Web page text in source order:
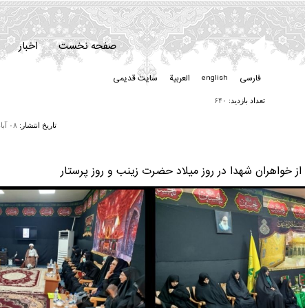
صفحه نخست اخبار
سامانه خادمان فارسی english العربیة سایت قدیمی
تعداد بازدید: ۶۴۰
تاریخ انتشار: ۰۸ آبان ۱۴۰۴ - ۲۳:۰۷ -
خواهران شهدا در روز میلاد حضرت زینب و روز پرستار